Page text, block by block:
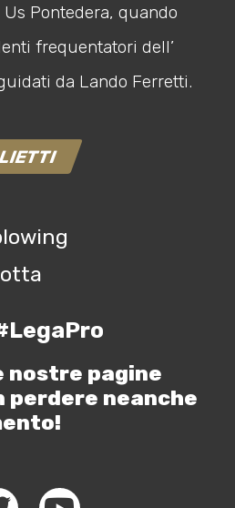
Us Pontedera, quando
frequentatori dell’
da Lando Ferretti.
pagine
perdere neanche